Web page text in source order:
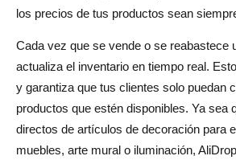
los precios de tus productos sean
Cada vez que se vende o se reabastece
actualiza el inventario en tiempo real.
y garantiza que tus clientes solo puedan
productos que estén disponibles. Ya sea
directos de artículos de decoración para
muebles, arte mural o iluminación,